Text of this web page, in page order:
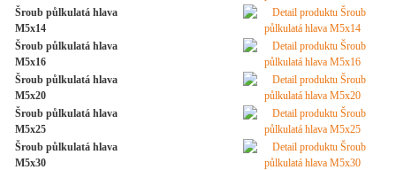
Šroub půlkulatá hlava
M5x14
Šroub půlkulatá hlava
M5x16
Šroub půlkulatá hlava
M5x20
Šroub půlkulatá hlava
M5x25
Šroub půlkulatá hlava
M5x30